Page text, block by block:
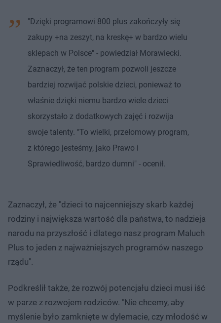
"Dzięki programowi 800 plus zakończyły się
zakupy +na zeszyt, na kreskę+ w bardzo wielu
sklepach w Polsce" - powiedział Morawiecki.
Zaznaczył, że ten program pozwoli jeszcze
bardziej rozwijać polskie dzieci, ponieważ to
właśnie dzięki niemu bardzo wiele dzieci
skorzystało z dodatkowych zajęć i rozwija
swoje talenty. "To wielki, przełomowy program,
z którego jesteśmy, jako Prawo i
Sprawiedliwość, bardzo dumni" - ocenił.
Zaznaczył, że "dzieci to najcenniejszy skarb każdej
rodziny i największa wartość dla państwa, to nadzieja
narodu na przyszłość i dlatego nasz program Maluch
Plus to jeden z najważniejszych programów naszego
rządu".
Podkreślił także, że rozwój potencjału dzieci musi iść
w parze z rozwojem rodziców. "Nie chcemy, aby
myślenie było zamknięte w dylemacie, czy młodość w